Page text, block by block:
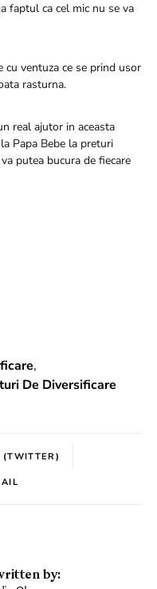
faptul ca cel mic nu se va
ventuza ce se prind usor
rasturna.
real ajutor in aceasta
Papa Bebe la preturi
putea bucura de fiecare
,
De Diversificare
(TWITTER)
by: